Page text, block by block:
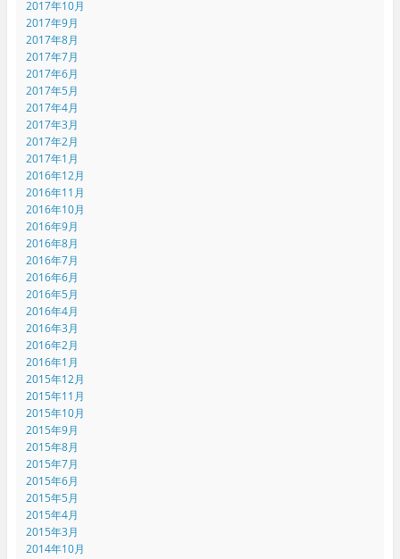
2017年10月
2017年9月
2017年8月
2017年7月
2017年6月
2017年5月
2017年4月
2017年3月
2017年2月
2017年1月
2016年12月
2016年11月
2016年10月
2016年9月
2016年8月
2016年7月
2016年6月
2016年5月
2016年4月
2016年3月
2016年2月
2016年1月
2015年12月
2015年11月
2015年10月
2015年9月
2015年8月
2015年7月
2015年6月
2015年5月
2015年4月
2015年3月
2014年10月